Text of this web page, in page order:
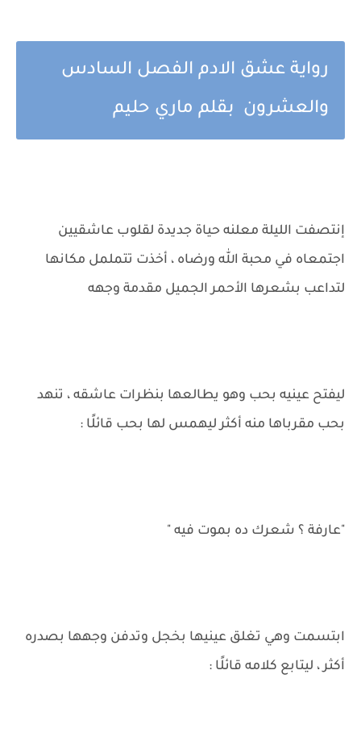
رواية عشق الادم الفصل السادس
والعشرون بقلم ماري حليم
إنتصفت الليلة معلنه حياة جديدة لقلوب عاشقيين
اجتمعاه في محبة الله ورضاه ، أخذت تتململ مكانها
لتداعب بشعرها الأحمر الجميل مقدمة وجهه
ليفتح عينيه بحب وهو يطالعها بنظرات عاشقه ، تنهد
بحب مقرباها منه أكثر ليهمس لها بحب قائلًا :
"عارفة ؟ شعرك ده بموت فيه "
ابتسمت وهي تغلق عينيها بخجل وتدفن وجهها بصدره
أكثر ، ليتابع كلامه قائلًا :